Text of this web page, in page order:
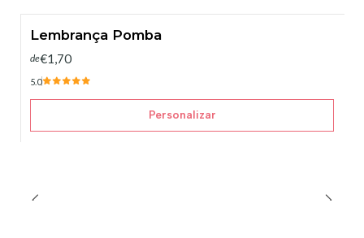
Lembrança Pomba
de€1,70
5.0
Personalizar